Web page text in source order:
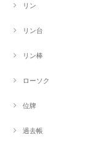
リン
リン台
リン棒
ローソク
位牌
過去帳